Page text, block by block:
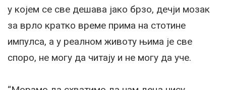
у којем се све дешава јако брзо, дечји мозак
за врло кратко време прима на стотине
импулса, а у реалном животу њима је све
споро, не могу да читају и не могу да уче.